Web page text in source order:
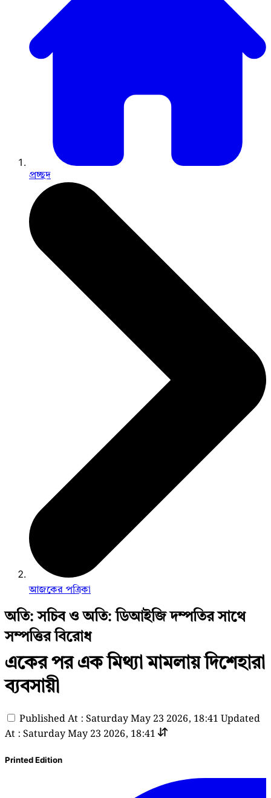
প্রচ্ছদ
আজকের পত্রিকা
অতি: সচিব ও অতি: ডিআইজি দম্পতির সাথে
সম্পত্তির বিরোধ
একের পর এক মিথ্যা মামলায় দিশেহারা
ব্যবসায়ী
Published At : Saturday May 23 2026, 18:41 Updated
At : Saturday May 23 2026, 18:41
Printed Edition